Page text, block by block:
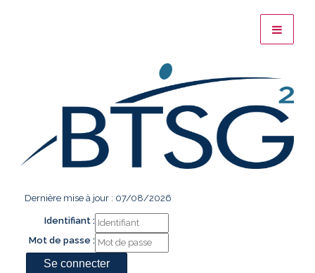
Dernière mise à jour : 07/08/2026
Identifiant :
Mot de passe :